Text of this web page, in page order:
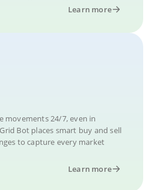
Learn more
movements 24/7, even in
Bot places smart buy and sell
to capture every market
Learn more